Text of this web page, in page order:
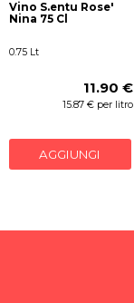
Vino S.entu Rose'
Nina 75 Cl
0.75 Lt
11.90 €
15.87 € per litro
AGGIUNGI